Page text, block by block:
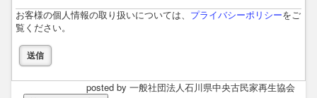
お客様の個人情報の取り扱いについては、 プライバシーポリシーをご
覧ください。
posted by 一般社団法人石川県中央古民家再生協会